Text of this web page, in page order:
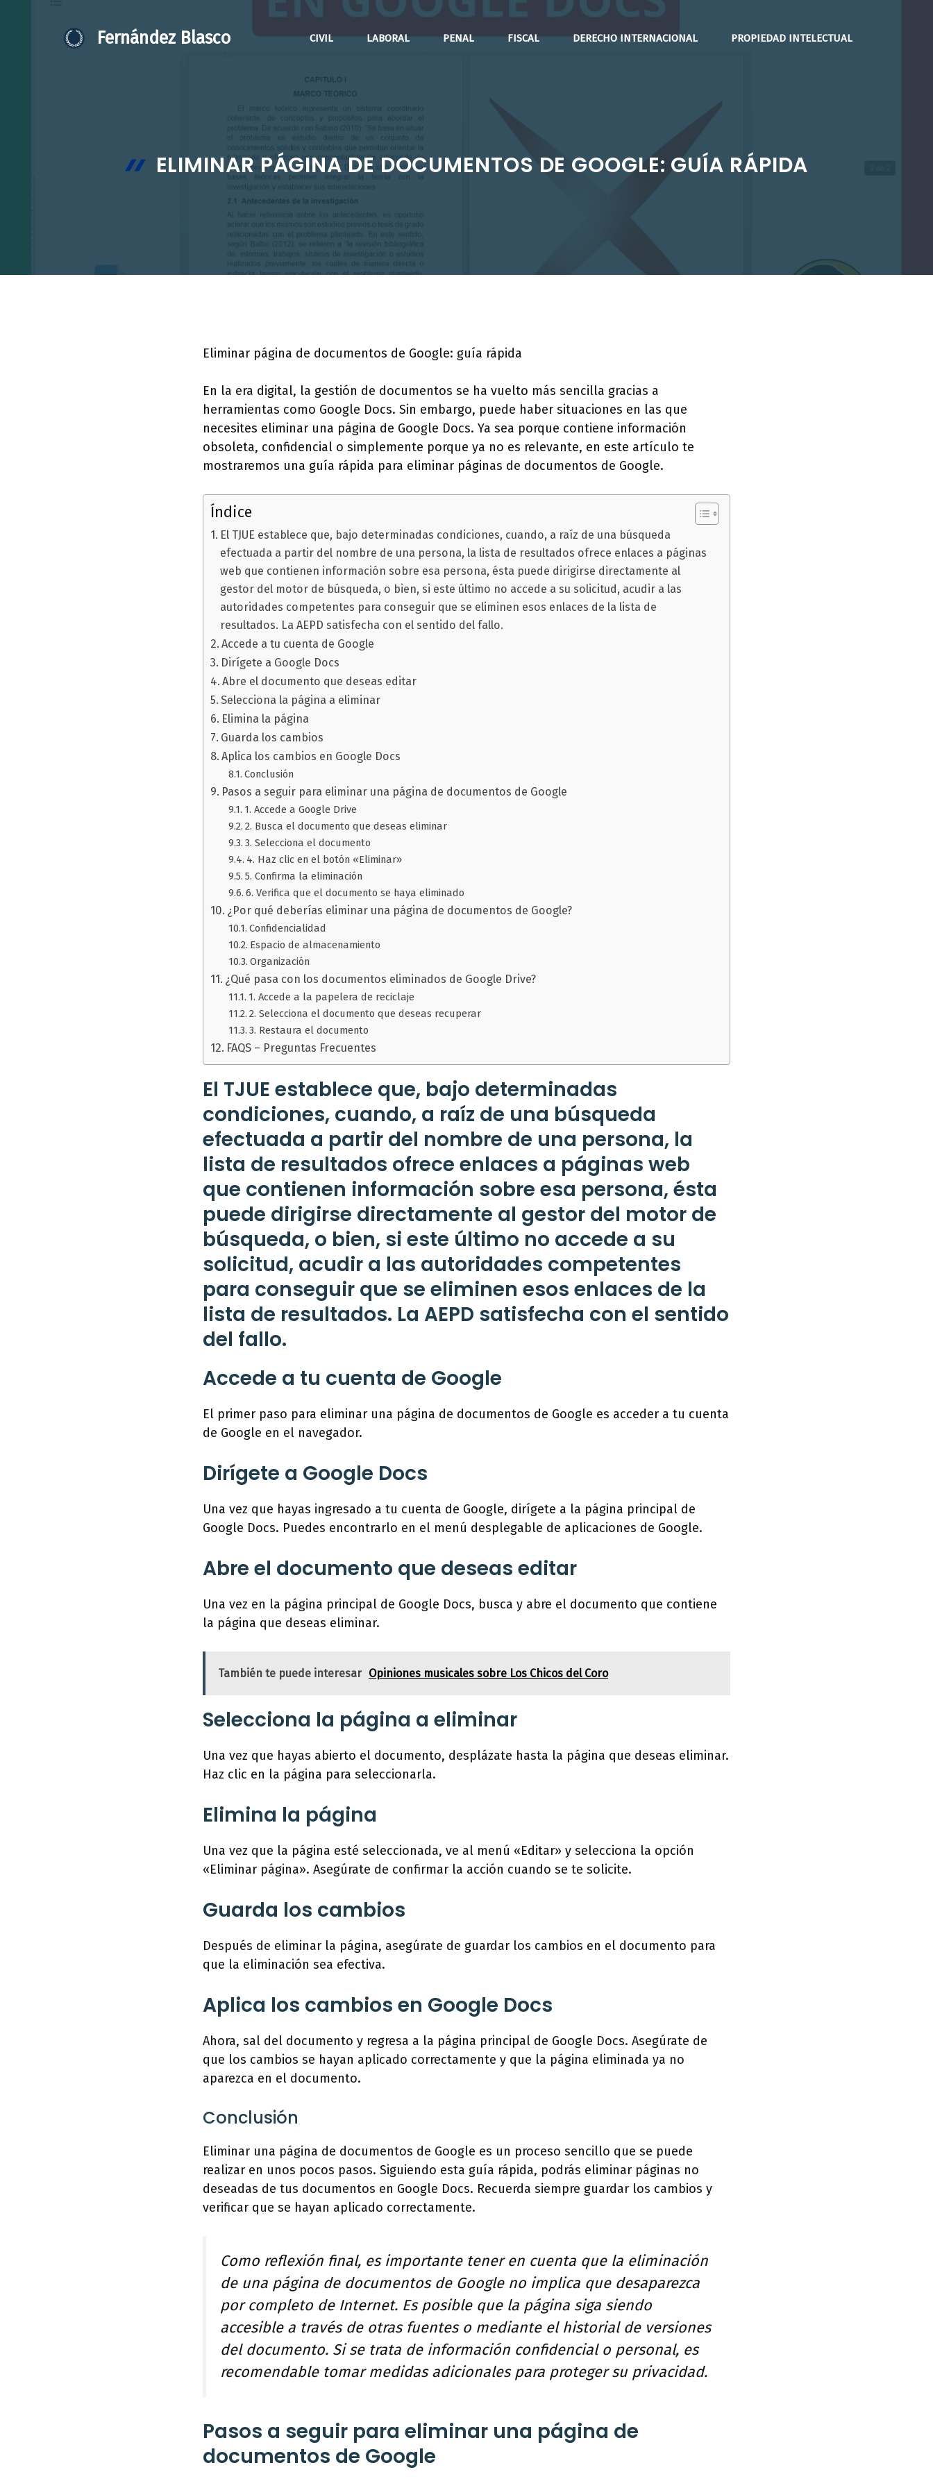
Fernández Blasco CIVIL LABORAL PENAL FISCAL DERECHO INTERNACIONAL PROPIEDAD INTELECTUAL
ELIMINAR PÁGINA DE DOCUMENTOS DE GOOGLE: GUÍA RÁPIDA
Eliminar página de documentos de Google: guía rápida
En la era digital, la gestión de documentos se ha vuelto más sencilla gracias a
herramientas como Google Docs. Sin embargo, puede haber situaciones en las que
necesites eliminar una página de Google Docs. Ya sea porque contiene información
obsoleta, confidencial o simplemente porque ya no es relevante, en este artículo te
mostraremos una guía rápida para eliminar páginas de documentos de Google.
Índice
El TJUE establece que, bajo determinadas condiciones, cuando, a raíz de una búsqueda
efectuada a partir del nombre de una persona, la lista de resultados ofrece enlaces a páginas
web que contienen información sobre esa persona, ésta puede dirigirse directamente al
gestor del motor de búsqueda, o bien, si este último no accede a su solicitud, acudir a las
autoridades competentes para conseguir que se eliminen esos enlaces de la lista de
resultados. La AEPD satisfecha con el sentido del fallo.
Accede a tu cuenta de Google
Dirígete a Google Docs
Abre el documento que deseas editar
Selecciona la página a eliminar
Elimina la página
Guarda los cambios
Aplica los cambios en Google Docs
Conclusión
Pasos a seguir para eliminar una página de documentos de Google
1. Accede a Google Drive
2. Busca el documento que deseas eliminar
3. Selecciona el documento
4. Haz clic en el botón «Eliminar»
5. Confirma la eliminación
6. Verifica que el documento se haya eliminado
¿Por qué deberías eliminar una página de documentos de Google?
Confidencialidad
Espacio de almacenamiento
Organización
¿Qué pasa con los documentos eliminados de Google Drive?
1. Accede a la papelera de reciclaje
2. Selecciona el documento que deseas recuperar
3. Restaura el documento
FAQS – Preguntas Frecuentes
El TJUE establece que, bajo determinadas
condiciones, cuando, a raíz de una búsqueda
efectuada a partir del nombre de una persona, la
lista de resultados ofrece enlaces a páginas web
que contienen información sobre esa persona, ésta
puede dirigirse directamente al gestor del motor de
búsqueda, o bien, si este último no accede a su
solicitud, acudir a las autoridades competentes
para conseguir que se eliminen esos enlaces de la
lista de resultados. La AEPD satisfecha con el sentido
del fallo.
Accede a tu cuenta de Google
El primer paso para eliminar una página de documentos de Google es acceder a tu cuenta
de Google en el navegador.
Dirígete a Google Docs
Una vez que hayas ingresado a tu cuenta de Google, dirígete a la página principal de
Google Docs. Puedes encontrarlo en el menú desplegable de aplicaciones de Google.
Abre el documento que deseas editar
Una vez en la página principal de Google Docs, busca y abre el documento que contiene
la página que deseas eliminar.
También te puede interesar Opiniones musicales sobre Los Chicos del Coro
Selecciona la página a eliminar
Una vez que hayas abierto el documento, desplázate hasta la página que deseas eliminar.
Haz clic en la página para seleccionarla.
Elimina la página
Una vez que la página esté seleccionada, ve al menú «Editar» y selecciona la opción
«Eliminar página». Asegúrate de confirmar la acción cuando se te solicite.
Guarda los cambios
Después de eliminar la página, asegúrate de guardar los cambios en el documento para
que la eliminación sea efectiva.
Aplica los cambios en Google Docs
Ahora, sal del documento y regresa a la página principal de Google Docs. Asegúrate de
que los cambios se hayan aplicado correctamente y que la página eliminada ya no
aparezca en el documento.
Conclusión
Eliminar una página de documentos de Google es un proceso sencillo que se puede
realizar en unos pocos pasos. Siguiendo esta guía rápida, podrás eliminar páginas no
deseadas de tus documentos en Google Docs. Recuerda siempre guardar los cambios y
verificar que se hayan aplicado correctamente.
Como reflexión final, es importante tener en cuenta que la eliminación
de una página de documentos de Google no implica que desaparezca
por completo de Internet. Es posible que la página siga siendo
accesible a través de otras fuentes o mediante el historial de versiones
del documento. Si se trata de información confidencial o personal, es
recomendable tomar medidas adicionales para proteger su privacidad.
Pasos a seguir para eliminar una página de
documentos de Google